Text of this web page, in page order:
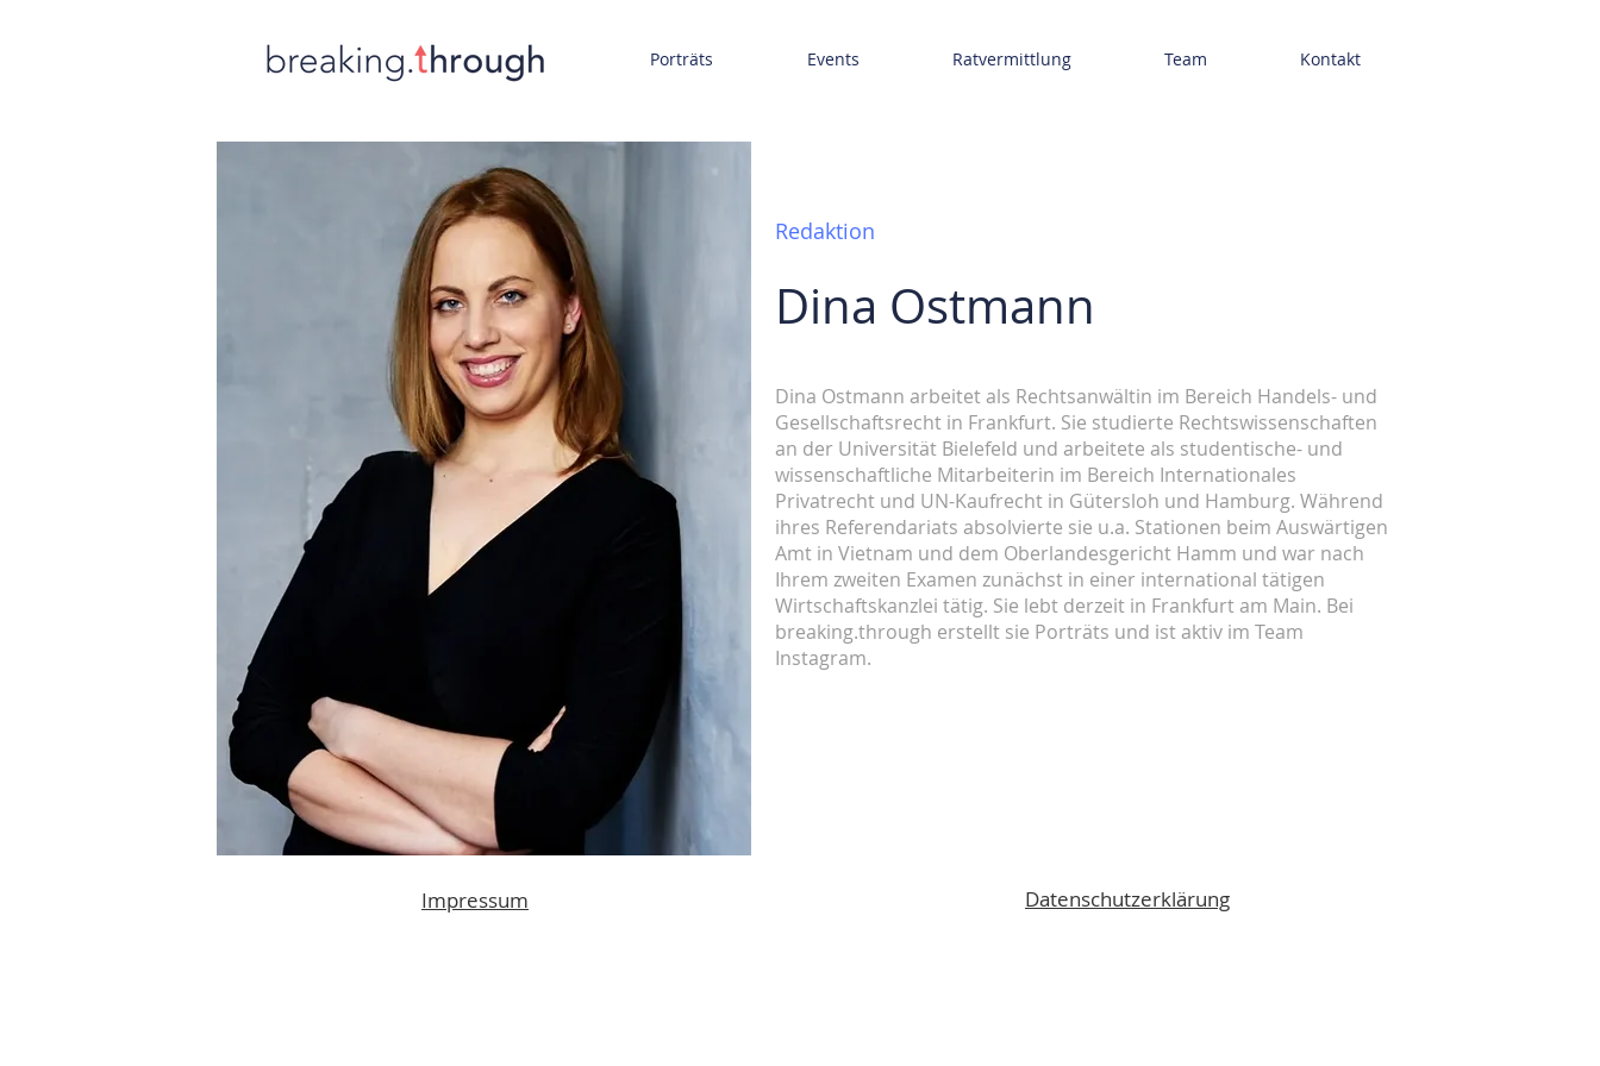
Porträts Events Ratvermittlung Team Kontakt
Redaktion
Dina Ostmann
Dina Ostmann arbeitet als Rechtsanwältin im Bereich Handels- und
Gesellschaftsrecht in Frankfurt. Sie studierte Rechtswissenschaften
an der Universität Bielefeld und arbeitete als studentische- und
wissenschaftliche Mitarbeiterin im Bereich Internationales
Privatrecht und UN-Kaufrecht in Gütersloh und Hamburg. Während
ihres Referendariats absolvierte sie u.a. Stationen beim Auswärtigen
Amt in Vietnam und dem Oberlandesgericht Hamm und war nach
Ihrem zweiten Examen zunächst in einer international tätigen
Wirtschaftskanzlei tätig. Sie lebt derzeit in Frankfurt am Main. Bei
breaking.through erstellt sie Porträts und ist aktiv im Team
Instagram.
Impressum Datenschutzerklärung